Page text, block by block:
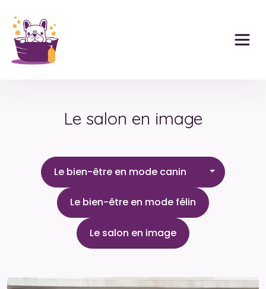
Le salon en image
Le bien-être en mode canin Le bien-
Le bien-être en mode félin
Le salon en image